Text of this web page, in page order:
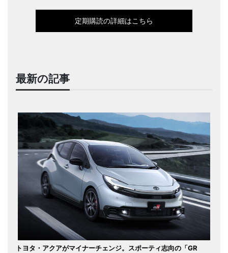
定期購読の詳細はこちら
最新の記事
トヨタ・アクアがマイナーチェンジ。スポーティ志向の「GR